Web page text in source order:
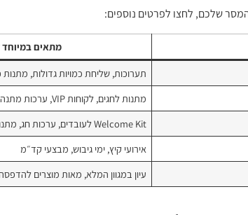
שלכם, לחצו לפרטים נוספים:
מתאים
תערוכות, שליחת כמויות גדולות,
מתנות לחגים, לקוחות VIP, ערכות מתנה
Welcome Kit לעובדים, ערכות חג, מתנות פרימיום
אירועי קיץ, ימי גיבוש, מבצעי קד״מ
עיון במגוון המלא, מאות מוצרים